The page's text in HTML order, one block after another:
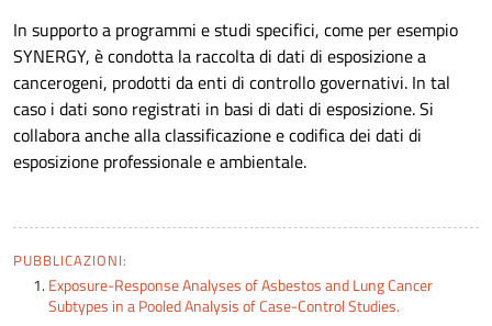
In supporto a programmi e studi specifici, come per esempio
SYNERGY, è condotta la raccolta di dati di esposizione a
cancerogeni, prodotti da enti di controllo governativi. In tal
caso i dati sono registrati in basi di dati di esposizione. Si
collabora anche alla classificazione e codifica dei dati di
esposizione professionale e ambientale.
PUBBLICAZIONI:
Exposure-Response Analyses of Asbestos and Lung Cancer
Subtypes in a Pooled Analysis of Case-Control Studies.